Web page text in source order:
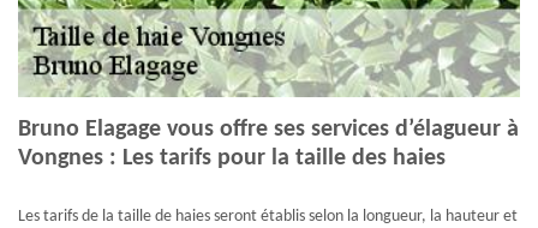
Bruno Elagage vous offre ses services d’élagueur à
Vongnes : Les tarifs pour la taille des haies
Les tarifs de la taille de haies seront établis selon la longueur, la hauteur et